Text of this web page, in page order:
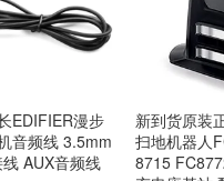
EDIFIER漫步
音频线 3.5mm
AUX音频线
新到货原装
扫地机器人
8715